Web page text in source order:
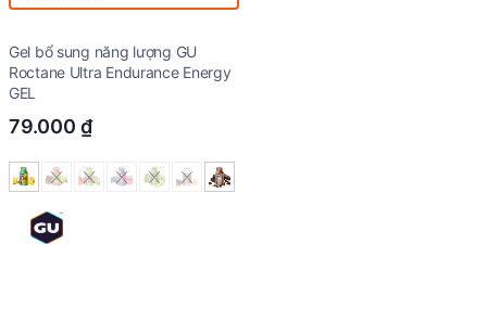
Gel bổ sung năng lượng GU
Roctane Ultra Endurance Energy
GEL
79.000 ₫